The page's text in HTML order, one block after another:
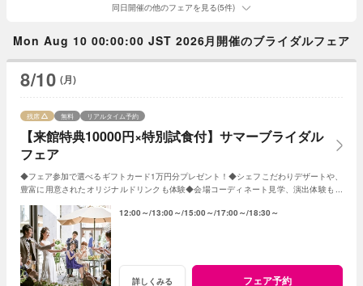
同日開催の他のフェアを見る(5件)
Mon Aug 10 00:00:00 JST 2026月開催のブライダルフェア
8/10 (月)
【来館特典10000円×特別試食付】サマーブライダル
フェア
残席 無料 リアルタイム予約
◆フェア参加で選べるギフトカード1万円分プレゼント！◆シェフこだわりデザートや、
豊富に用意されたオリジナルドリンクも体験◆会場コーディネート見学、演出体験もあ
12:00～ 13:00～ 15:00～ 17:00～ 18:30～
詳しくみる フェア予約